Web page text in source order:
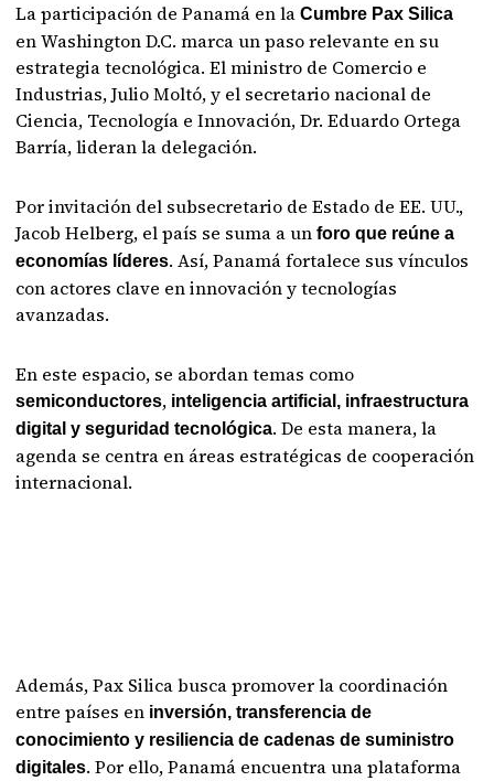
La participación de Panamá en laCumbre Pax Silica
en Washington D.C. marca un paso relevante en su
estrategia tecnológica. El ministro de Comercio e
Industrias, Julio Moltó, y el secretario nacional de
Ciencia, Tecnología e Innovación, Dr. Eduardo Ortega
Barría, lideran la delegación.
Por invitación del subsecretario de Estado de EE. UU.,
Jacob Helberg, el país se suma a unforo que reúne a
economías líderes. Así, Panamá fortalece sus vínculos
con actores clave en innovación y tecnologías
avanzadas.
En este espacio, se abordan temas como
semiconductores, inteligencia artificial, infraestructura
digital y seguridad tecnológica. De esta manera, la
agenda se centra en áreas estratégicas de cooperación
internacional.
Además, Pax Silica busca promover la coordinación
entre países en inversión, transferencia de
conocimiento y resiliencia de cadenas de suministro
digitales. Por ello, Panamá encuentra una plataforma